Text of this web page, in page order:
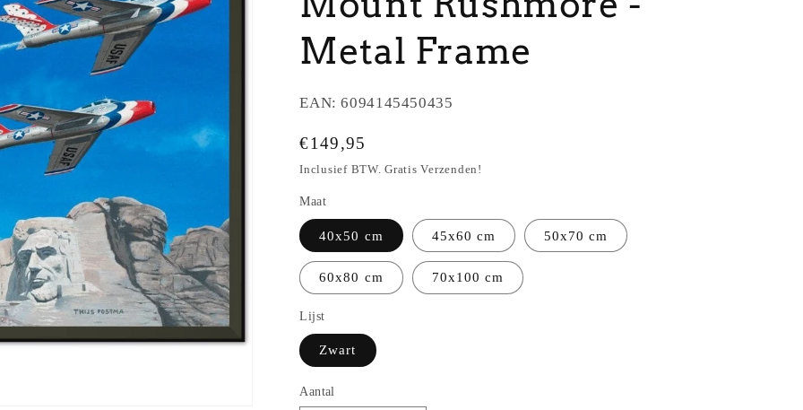
Metal Frame
EAN:6094145450435
Normale
prijs
€149,95
Inclusief BTW. Gratis Verzenden!
Maat
40x50 cm 45x60 cm 50x70 cm
60x80 cm 70x100 cm
Lijst
Zwart
Aantal